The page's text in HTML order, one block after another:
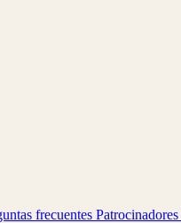
frecuentes Patrocinadores